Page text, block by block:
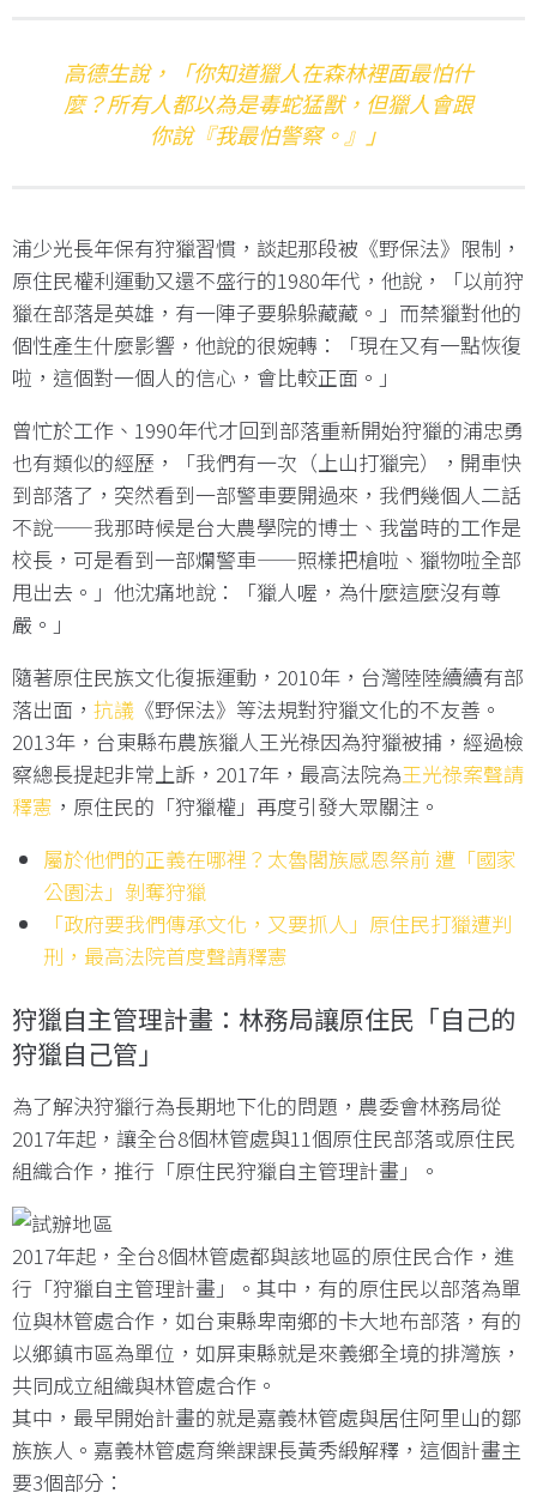
高德生說，「你知道獵人在森林裡面最怕什
麼？所有人都以為是毒蛇猛獸，但獵人會跟
你說『我最怕警察。』」
浦少光長年保有狩獵習慣，談起那段被《野保法》限制，
原住民權利運動又還不盛行的1980年代，他說，「以前狩
獵在部落是英雄，有一陣子要躲躲藏藏。」而禁獵對他的
個性產生什麼影響，他說的很婉轉：「現在又有一點恢復
啦，這個對一個人的信心，會比較正面。」
曾忙於工作、1990年代才回到部落重新開始狩獵的浦忠勇
也有類似的經歷，「我們有一次（上山打獵完），開車快
到部落了，突然看到一部警車要開過來，我們幾個人二話
不說——我那時候是台大農學院的博士、我當時的工作是
校長，可是看到一部爛警車——照樣把槍啦、獵物啦全部
甩出去。」他沈痛地說：「獵人喔，為什麼這麼沒有尊
嚴。」
隨著原住民族文化復振運動，2010年，台灣陸陸續續有部
落出面， 抗議 《野保法》等法規對狩獵文化的不友善。
2013年，台東縣布農族獵人王光祿因為狩獵被捕，經過檢
察總長提起非常上訴，2017年，最高法院為王光祿案聲請
釋憲 ，原住民的「狩獵權」再度引發大眾關注。
屬於他們的正義在哪裡？太魯閣族感恩祭前 遭「國家
公園法」剝奪狩獵
「政府要我們傳承文化，又要抓人」原住民打獵遭判
刑，最高法院首度聲請釋憲
狩獵自主管理計畫：林務局讓原住民「自己的
狩獵自己管」
為了解決狩獵行為長期地下化的問題，農委會林務局從
2017年起，讓全台8個林管處與11個原住民部落或原住民
組織合作，推行「原住民狩獵自主管理計畫」。
2017年起，全台8個林管處都與該地區的原住民合作，進
行「狩獵自主管理計畫」。其中，有的原住民以部落為單
位與林管處合作，如台東縣卑南鄉的卡大地布部落，有的
以鄉鎮市區為單位，如屏東縣就是來義鄉全境的排灣族，
共同成立組織與林管處合作。
其中，最早開始計畫的就是嘉義林管處與居住阿里山的鄒
族族人。嘉義林管處育樂課課長黃秀緞解釋，這個計畫主
要3個部分：